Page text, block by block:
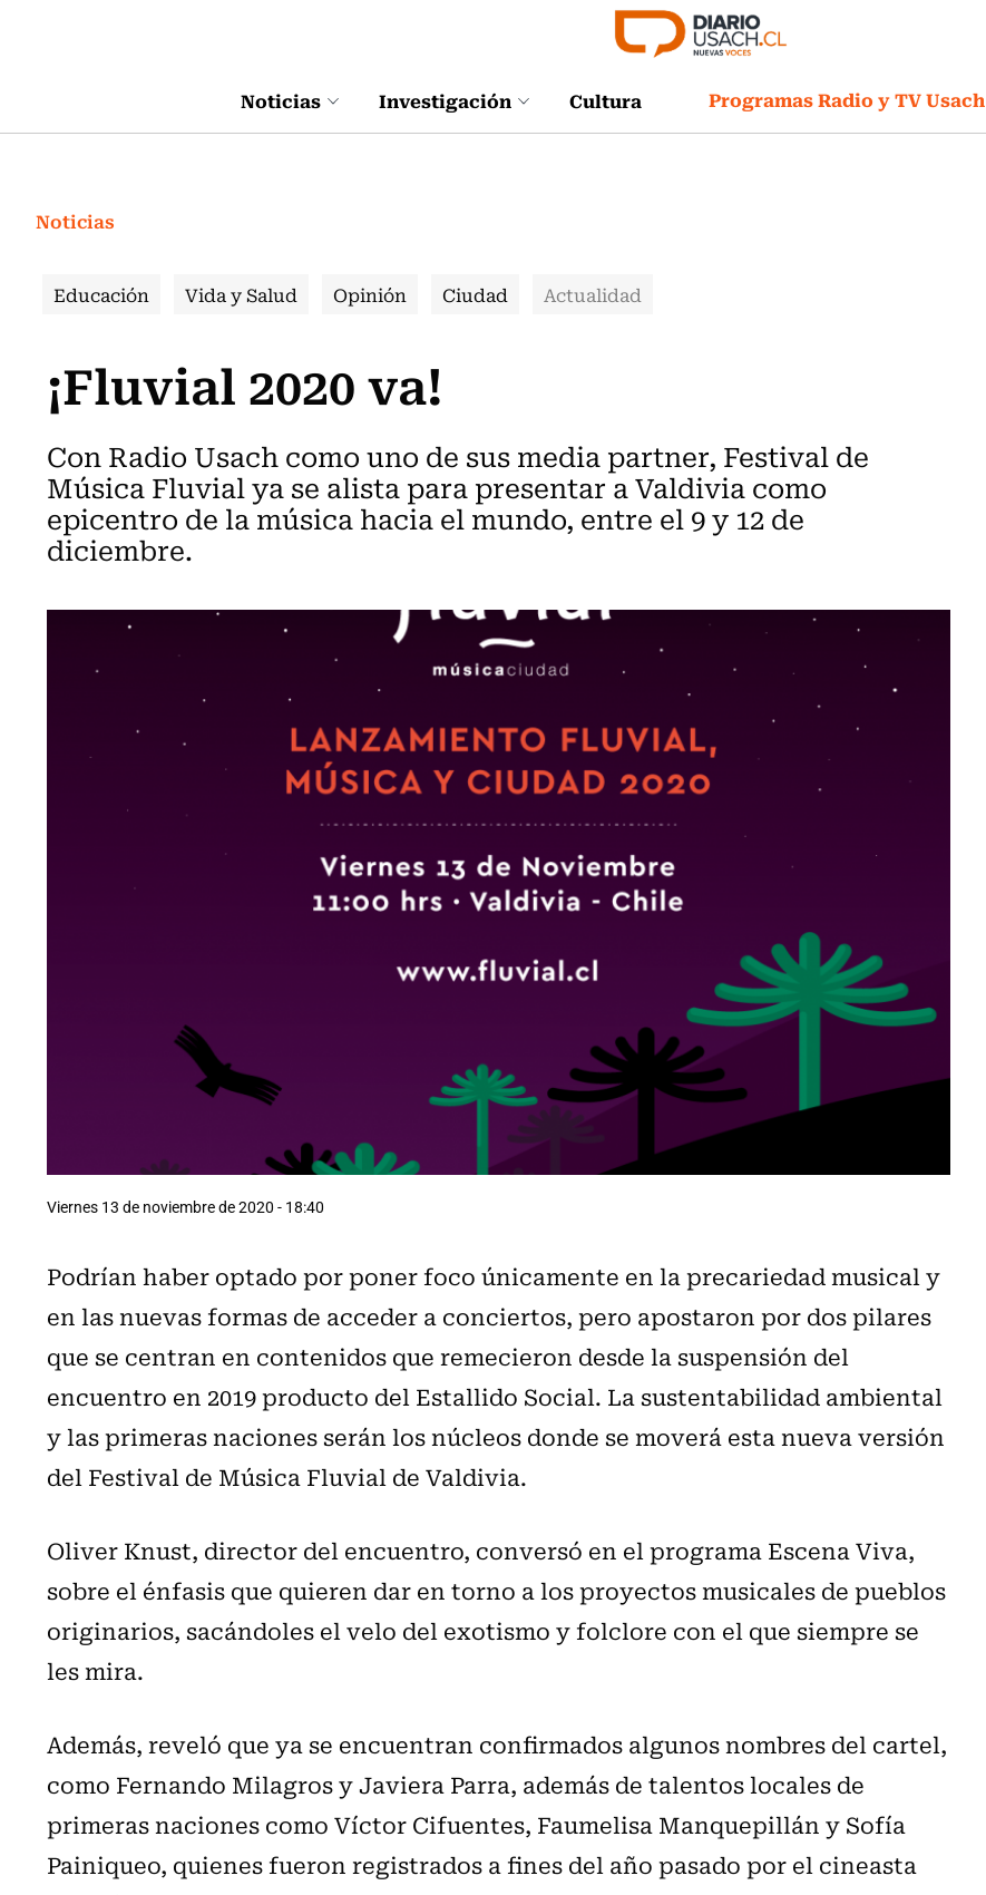
Noticias Investigación Cultura Programas Radio y TV Usach
Noticias
Educación Vida y Salud Opinión Ciudad Actualidad
¡Fluvial 2020 va!
Con Radio Usach como uno de sus media partner, Festival de
Música Fluvial ya se alista para presentar a Valdivia como
epicentro de la música hacia el mundo, entre el 9 y 12 de
diciembre.
Viernes 13 de noviembre de 2020 - 18:40
Podrían haber optado por poner foco únicamente en la precariedad musical y
en las nuevas formas de acceder a conciertos, pero apostaron por dos pilares
que se centran en contenidos que remecieron desde la suspensión del
encuentro en 2019 producto del Estallido Social. La sustentabilidad ambiental
y las primeras naciones serán los núcleos donde se moverá esta nueva versión
del Festival de Música Fluvial de Valdivia.
Oliver Knust, director del encuentro, conversó en el programa Escena Viva,
sobre el énfasis que quieren dar en torno a los proyectos musicales de pueblos
originarios, sacándoles el velo del exotismo y folclore con el que siempre se
les mira.
Además, reveló que ya se encuentran confirmados algunos nombres del cartel,
como Fernando Milagros y Javiera Parra, además de talentos locales de
primeras naciones como Víctor Cifuentes, Faumelisa Manquepillán y Sofía
Painiqueo, quienes fueron registrados a fines del año pasado por el cineasta